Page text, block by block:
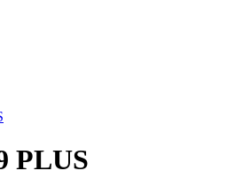
PLUS